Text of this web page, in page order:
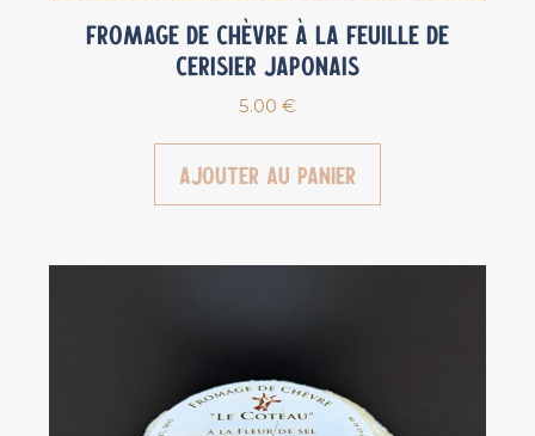
Fromage de chèvre à la Feuille de
Cerisier Japonais
5.00 €
Ajouter au panier